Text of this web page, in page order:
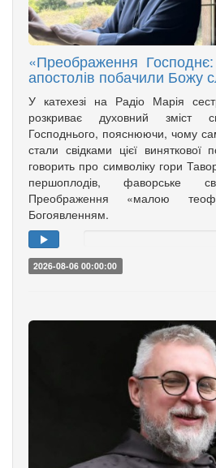
«Преображення
апостолів побачили Божу
У катехезі на Радіо Марія
розкриває духовний зміст
Господнього, пояснюючи, чому
стали свідками цієї виняткової
говорить про символіку гори
першоплодів, фаворське
Преображення «малою
Богоявленням.
2026-08-06 00:00:00